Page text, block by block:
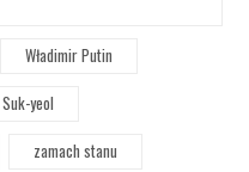
Władimir Putin
yeol
zamach stanu